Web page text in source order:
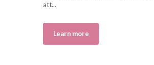
att...
Learn more